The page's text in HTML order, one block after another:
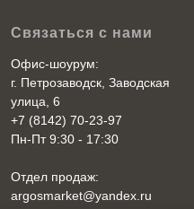
Связаться с нами
Офис-шоурум:
г. Петрозаводск, Заводская
улица, 6
+7 (8142) 70-23-97
Пн-Пт 9:30 - 17:30
Отдел продаж:
argosmarket@yandex.ru